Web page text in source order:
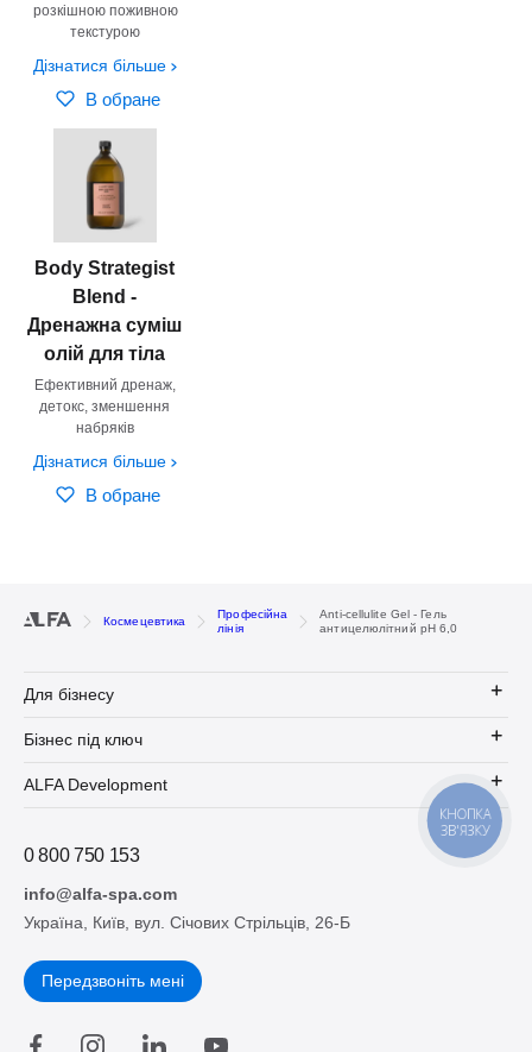
розкішною поживною
текстурою
Дізнатися більше
В обране
Body Strategist
Blend -
Дренажна суміш
олій для тіла
Ефективний дренаж,
детокс, зменшення
набряків
Дізнатися більше
В обране
Космецевтика
Професійна
лінія
Аnti-cellulite Gel - Гель
антицелюлітний pH 6,0
Для бізнесу
Бізнес під ключ
ALFA Development
0 800 750 153
info@alfa-spa.com
Україна, Київ, вул. Січових Стрільців, 26-Б
Передзвоніть мені
КНОПКА
ЗВ'ЯЗКУ